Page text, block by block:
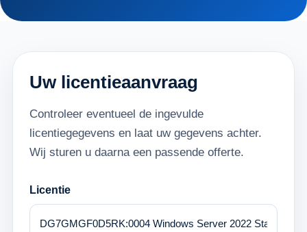
Uw licentieaanvraag
Controleer eventueel de ingevulde
licentiegegevens en laat uw gegevens achter.
Wij sturen u daarna een passende offerte.
Licentie